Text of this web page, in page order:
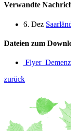
Verwandte
6. Dez
Dateien zum
zurück